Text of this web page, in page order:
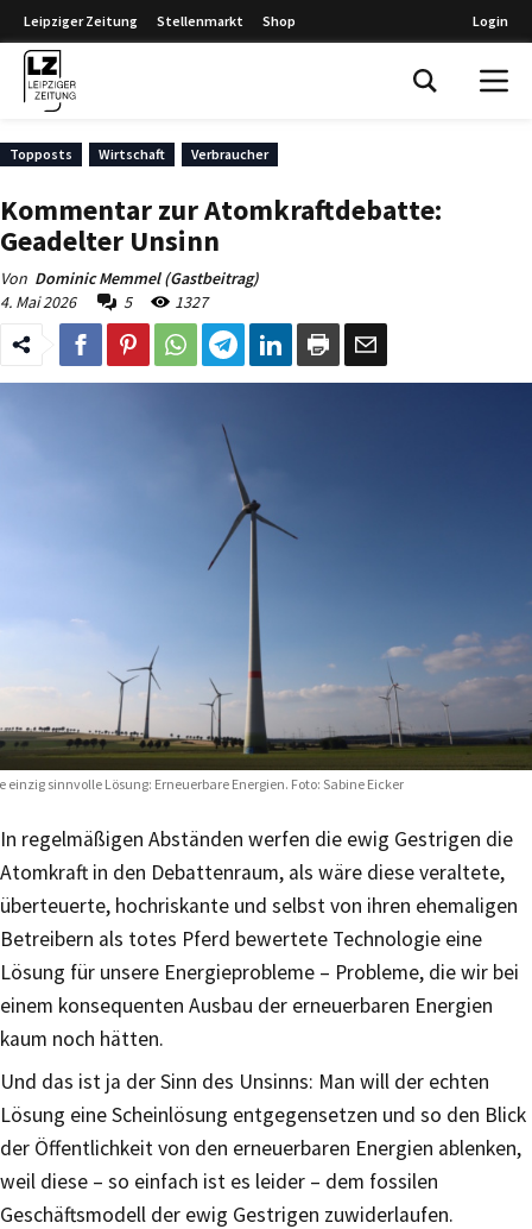
Leipziger Zeitung Stellenmarkt Shop Login
Topposts Wirtschaft Verbraucher
Kommentar zur Atomkraftdebatte:
Geadelter Unsinn
Von Dominic Memmel (Gastbeitrag)
4. Mai 2026
5 1327
einzig sinnvolle Lösung: Erneuerbare Energien. Foto: Sabine Eicker
In regelmäßigen Abständen werfen die ewig Gestrigen die
Atomkraft in den Debattenraum, als wäre diese veraltete,
überteuerte, hochriskante und selbst von ihren ehemaligen
Betreibern als totes Pferd bewertete Technologie eine
Lösung für unsere Energieprobleme – Probleme, die wir bei
einem konsequenten Ausbau der erneuerbaren Energien
kaum noch hätten.
Und das ist ja der Sinn des Unsinns: Man will der echten
Lösung eine Scheinlösung entgegensetzen und so den Blick
der Öffentlichkeit von den erneuerbaren Energien ablenken,
weil diese – so einfach ist es leider – dem fossilen
Geschäftsmodell der ewig Gestrigen zuwiderlaufen.